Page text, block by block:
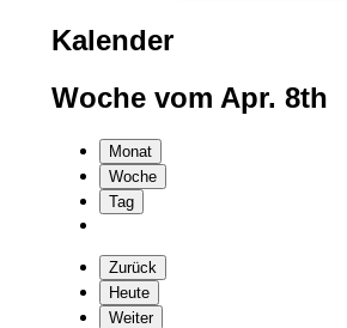
Kalender
Woche vom Apr. 8th
Monat
Woche
Tag
Zurück
Heute
Weiter